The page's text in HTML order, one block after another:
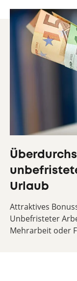
Urlaub
Attraktives
Unbefristeter
Mehrarbeit oder